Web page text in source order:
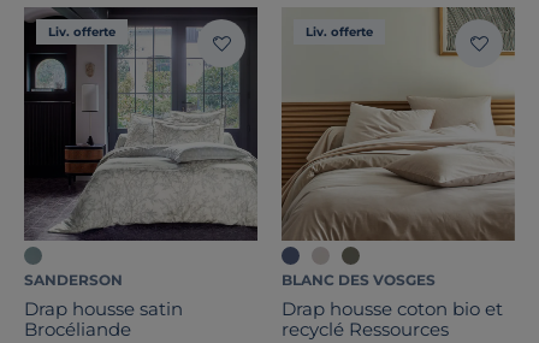
Liv. offerte
SANDERSON
Drap housse satin
Brocéliande
Liv. offerte
BLANC DES VOSGES
Drap housse coton bio et
recyclé Ressources